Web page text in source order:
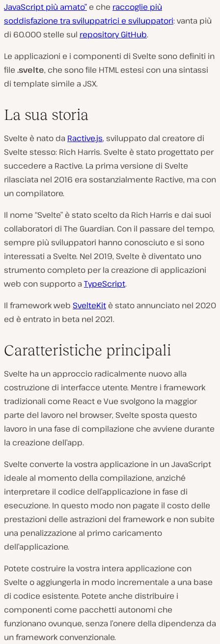
d
u
c
i
v
d
o
JavaScript più amato” e che raccoglie più
soddisfazione tra sviluppatrici e sviluppatori: vanta più
di 60.000 stelle sul repository GitHub.
Le applicazioni e i componenti di Svelte sono definiti in
file .svelte, che sono file HTML estesi con una sintassi
di template simile a JSX.
La sua storia
Svelte è nato da Ractive.js, sviluppato dal creatore di
Svelte stesso: Rich Harris. Svelte è stato progettato per
succedere a Ractive. La prima versione di Svelte
rilasciata nel 2016 era sostanzialmente Ractive, ma con
un compilatore.
Il nome “Svelte” è stato scelto da Rich Harris e dai suoi
collaboratori di The Guardian. Con il passare del tempo,
sempre più sviluppatori hanno conosciuto e si sono
interessati a Svelte. Nel 2019, Svelte è diventato uno
strumento completo per la creazione di applicazioni
web con supporto a TypeScript.
Il framework web SvelteKit è stato annunciato nel 2020
ed è entrato in beta nel 2021.
Caratteristiche principali
Svelte ha un approccio radicalmente nuovo alla
costruzione di interfacce utente. Mentre i framework
tradizionali come React e Vue svolgono la maggior
parte del lavoro nel browser, Svelte sposta questo
lavoro in una fase di compilazione che avviene durante
la creazione dell’app.
Svelte converte la vostra applicazione in un JavaScript
ideale al momento della compilazione, anziché
interpretare il codice dell’applicazione in fase di
esecuzione. In questo modo non pagate il costo delle
prestazioni delle astrazioni del framework e non subite
una penalizzazione al primo caricamento
dell’applicazione.
Potete costruire la vostra intera applicazione con
Svelte o aggiungerla in modo incrementale a una base
di codice esistente. Potete anche distribuire i
componenti come pacchetti autonomi che
funzionano ovunque, senza l’onere della dipendenza da
un framework convenzionale.